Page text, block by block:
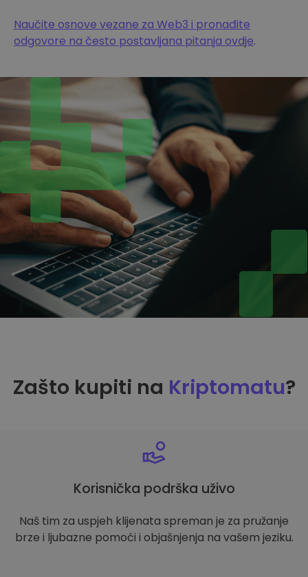
Naučite osnove vezane za Web3 i pronađite
odgovore na često postavljana pitanja ovdje.
Zašto kupiti na Kriptomatu?
Korisnička podrška uživo
Naš tim za uspjeh klijenata spreman je za pružanje
brze i ljubazne pomoći i objašnjenja na vašem jeziku.